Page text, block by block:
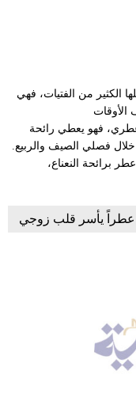
الكثير من الفتيات، فهي
الأوقات
عطري، فهو يعطي رائحة
فصلي الصيف والربيع.
برائحة النعناع،
عطراً يأسر قلب زوجي